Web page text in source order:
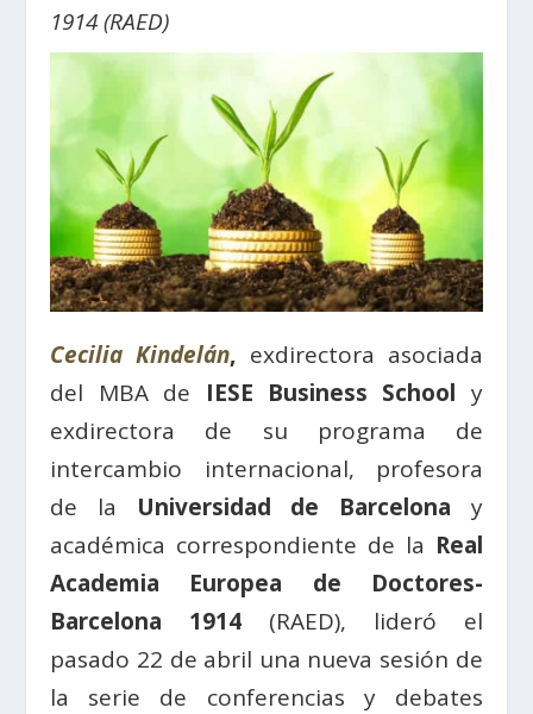
1914 (RAED)
Cecilia Kindelán, exdirectora asociada
del MBA de IESE Business School y
exdirectora de su programa de
intercambio internacional, profesora
de la Universidad de Barcelona y
académica correspondiente de la Real
Academia Europea de Doctores-
Barcelona 1914 (RAED), lideró el
pasado 22 de abril una nueva sesión de
la serie de conferencias y debates